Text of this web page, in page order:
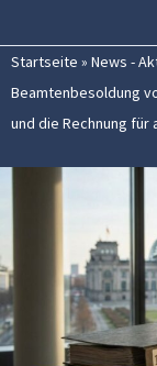
Startseite » News -
Beamtenbesoldung
und die Rechnung für